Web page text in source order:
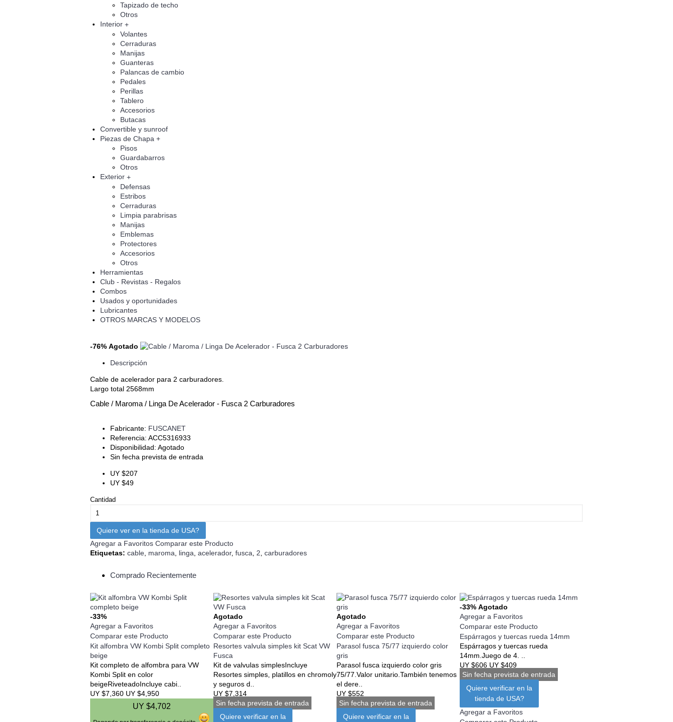
Tapizado de techo
Otros
Interior +
Volantes
Cerraduras
Manijas
Guanteras
Palancas de cambio
Pedales
Perillas
Tablero
Accesorios
Butacas
Convertible y sunroof
Piezas de Chapa +
Pisos
Guardabarros
Otros
Exterior +
Defensas
Estribos
Cerraduras
Limpia parabrisas
Manijas
Emblemas
Protectores
Accesorios
Otros
Herramientas
Club - Revistas - Regalos
Combos
Usados y oportunidades
Lubricantes
OTROS MARCAS Y MODELOS
-76% Agotado
Descripción
Cable de acelerador para 2 carburadores.
Largo total 2568mm
Cable / Maroma / Linga De Acelerador - Fusca 2 Carburadores
Fabricante: FUSCANET
Referencia: ACC5316933
Disponibilidad: Agotado
Sin fecha prevista de entrada
UY $207
UY $49
Cantidad
Quiere ver en la tienda de USA?
Agregar a Favoritos Comparar este Producto
Etiquetas: cable maroma linga acelerador, fusca 2 carburadores
Comprado Recientemente
-33%
Agregar a Favoritos
Comparar este Producto
Kit alfombra VW Kombi Split completo
beige
Kit completo de alfombra para VW
Kombi Split en color
beigeRiveteadoIncluye cabi..
UY $7,360 UY $4,950
UY $4,702
Agotado
Agregar a Favoritos
Comparar este Producto
Resortes valvula simples kit Scat VW
Fusca
Kit de valvulas simplesIncluye
Resortes simples, platillos en chromoly
y seguros d..
UY $7,314
Sin fecha prevista de entrada
Quiere verificar en la
Agotado
Agregar a Favoritos
Comparar este Producto
Parasol fusca 75/77 izquierdo color
gris
Parasol fusca izquierdo color gris
75/77.Valor unitario.También tenemos
el dere..
UY $552
Sin fecha prevista de entrada
Quiere verificar en la
-33% Agotado
Agregar a Favoritos
Comparar este Producto
Espárragos y tuercas rueda 14mm
Espárragos y tuercas rueda
14mm.Juego de 4. ..
UY $606 UY $409
Sin fecha prevista de entrada
Quiere verificar en la
tienda de USA?
Agregar a Favoritos